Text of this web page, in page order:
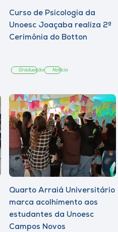
Curso de Psicologia da
Unoesc Joaçaba realiza 2ª
Cerimônia do Botton
Graduação Notícia
Quarto Arraiá Universitário
marca acolhimento aos
estudantes da Unoesc
Campos Novos